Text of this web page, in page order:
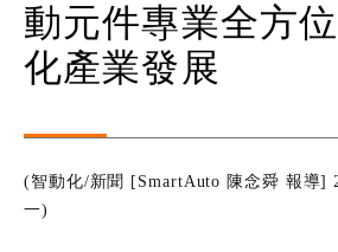
動元件專業全方
化產業發展
(智動化/新聞 [SmartAuto 陳念舜 報導]
一)